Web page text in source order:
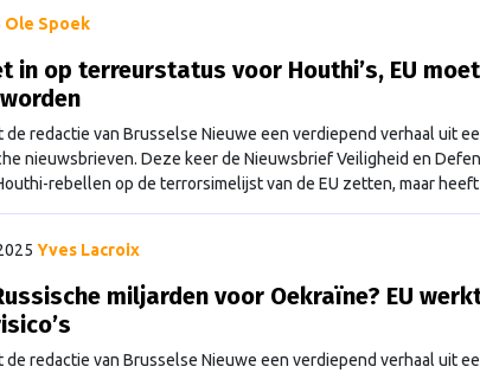
Ole Spoek
in op terreurstatus voor Houthi’s, EU
de redactie van Brusselse Nieuwe een verdiepend verhaal uit
nieuwsbrieven. Deze keer de Nieuwsbrief Veiligheid en
rebellen op de terrorsimelijst van de EU zetten, maar
Yves Lacroix
miljarden voor Oekraïne? EU
de redactie van Brusselse Nieuwe een verdiepend verhaal uit